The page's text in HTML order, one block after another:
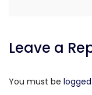
Leave a
You must be